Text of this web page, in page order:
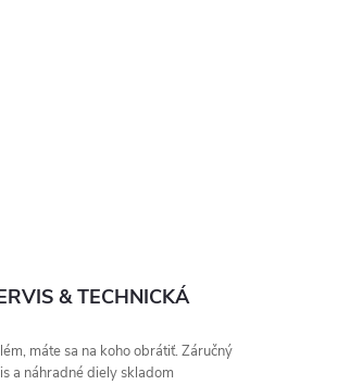
& TECHNICKÁ
máte sa na koho obrátiť. Záručný
a náhradné diely skladom